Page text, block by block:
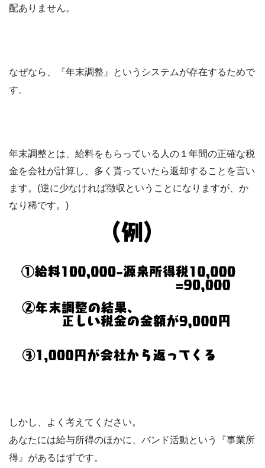
配ありません。
なぜなら、 『年末調整』
というシステムが存在するためで
す。
年末調整とは、給料をもらっている人の１年間の正確な税
金を会社が計算し、多く貰っていたら返却することを言い
ます。(逆に少なければ徴収ということになりますが、か
なり稀です。)
しかし、よく考えてください。
あなたには給与所得のほかに、バンド活動という『事業所
得』があるはずです。